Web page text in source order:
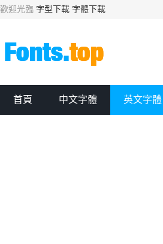
歡迎光臨 字型下載 字體下載
首頁 中文字體 英文字體